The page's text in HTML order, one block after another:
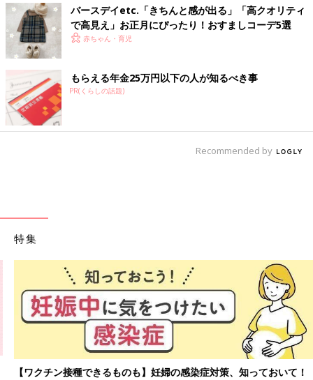
バースデイetc.「きちんと感が出る」「高クオリティ
で高見え」お正月にぴったり！おすましコーデ5選
赤ちゃん・育児
もらえる年金25万円以下の人が知るべき事
PR(くらしの話題)
Recommended by
特集
【ワクチン接種できるものも】妊婦の感染症対策、知っておいて！